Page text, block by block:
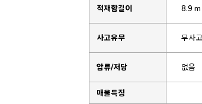
적재함길이 8.9 m
사고유무 무사고
압류/저당 없음
매물특징